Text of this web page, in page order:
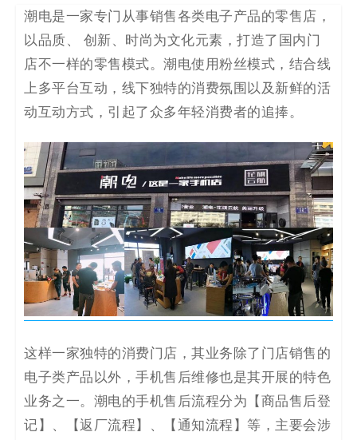
无
代
码
决
方
案
_
低
代
码
_
潮电是一家专门从事销售各类电子产品的零售店，
以品质、 创新、时尚为文化元素，打造了国内门
店不一样的零售模式。潮电使用粉丝模式，结合线
上多平台互动，线下独特的消费氛围以及新鲜的活
动互动方式，引起了众多年轻消费者的追捧。
这样一家独特的消费门店，其业务除了门店销售的
电子类产品以外，手机售后维修也是其开展的特色
业务之一。潮电的手机售后流程分为【商品售后登
记】、【返厂流程】、【通知流程】等，主要会涉